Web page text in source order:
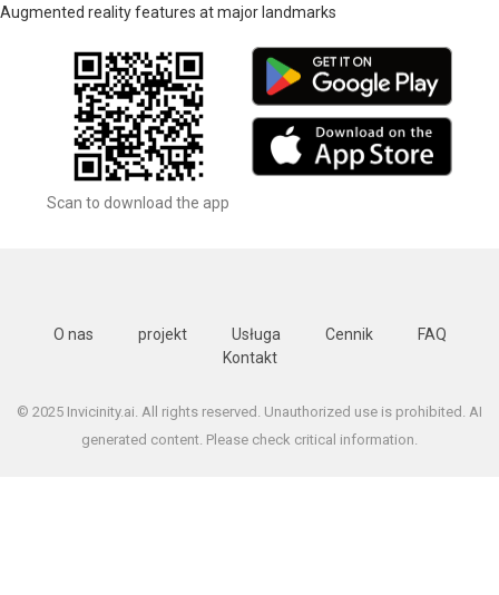
Augmented reality features at major landmarks
Scan to download the app
O nas projekt Usługa Cennik
FAQ
Kontakt
© 2025 Invicinity.ai. All rights reserved. Unauthorized use is prohibited. AI
generated content. Please check critical information.